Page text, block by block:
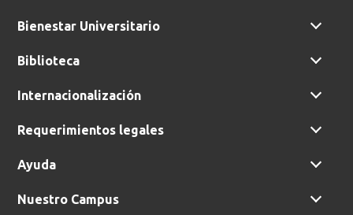
Bienestar Universitario
Biblioteca
Internacionalización
Requerimientos legales
Ayuda
Nuestro Campus